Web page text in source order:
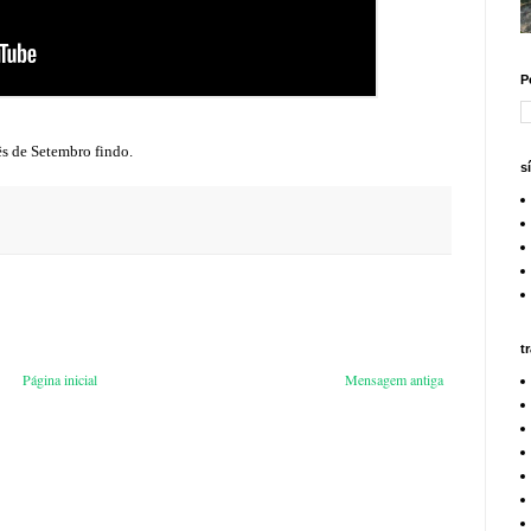
de Setembro findo.
Mensagem antiga
Página inicial